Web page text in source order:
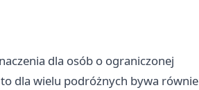
dla osób o ograniczonej
dla wielu podróżnych bywa równie